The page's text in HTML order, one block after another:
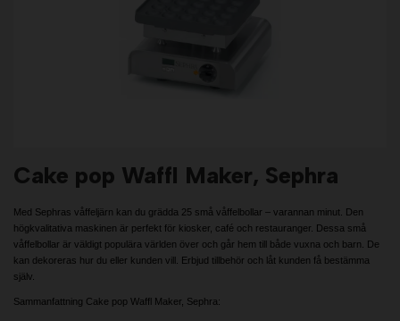
Cake pop Waffl Maker, Sephra
Med Sephras våffeljärn kan du grädda 25 små våffelbollar – varannan minut. Den
högkvalitativa maskinen är perfekt för kiosker, café och restauranger. Dessa små
våffelbollar är väldigt populära världen över och går hem till både vuxna och barn. De
kan dekoreras hur du eller kunden vill. Erbjud tillbehör och låt kunden få bestämma
själv.
Sammanfattning Cake pop Waffl Maker, Sephra: